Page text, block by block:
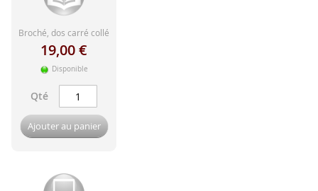
Broché, dos carré collé
19,00 €
Disponible
Qté
Ajouter au panier